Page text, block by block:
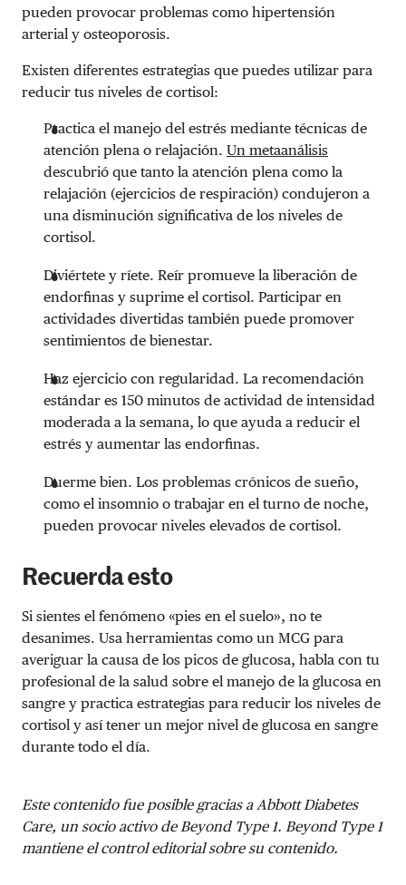
pueden provocar problemas como hipertensión
arterial y osteoporosis.
Existen diferentes estrategias que puedes utilizar para
reducir tus niveles de cortisol:
Practica el manejo del estrés mediante técnicas de
atención plena o relajación. Un metaanálisis
descubrió que tanto la atención plena como la
relajación (ejercicios de respiración) condujeron a
una disminución significativa de los niveles de
cortisol.
Diviértete y ríete. Reír promueve la liberación de
endorfinas y suprime el cortisol. Participar en
actividades divertidas también puede promover
sentimientos de bienestar.
Haz ejercicio con regularidad. La recomendación
estándar es 150 minutos de actividad de intensidad
moderada a la semana, lo que ayuda a reducir el
estrés y aumentar las endorfinas.
Duerme bien. Los problemas crónicos de sueño,
como el insomnio o trabajar en el turno de noche,
pueden provocar niveles elevados de cortisol.
Recuerda esto
Si sientes el fenómeno «pies en el suelo», no te
desanimes. Usa herramientas como un MCG para
averiguar la causa de los picos de glucosa, habla con tu
profesional de la salud sobre el manejo de la glucosa en
sangre y practica estrategias para reducir los niveles de
cortisol y así tener un mejor nivel de glucosa en sangre
durante todo el día.
Este contenido fue posible gracias a Abbott Diabetes
Care, un socio activo de Beyond Type 1. Beyond Type 1
mantiene el control editorial sobre su contenido.